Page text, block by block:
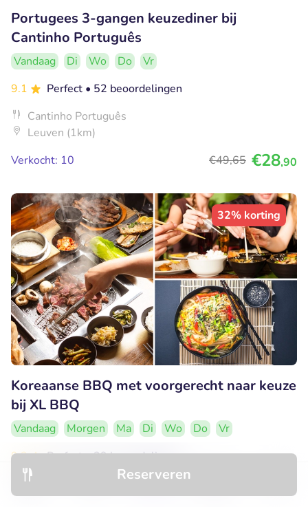
Reserveren
Portugees 3-gangen keuzediner bij
Cantinho Português
Vandaag Di Wo Do
Vr
9.1
Perfect • 52 beoordelingen
Cantinho Português
Leuven (1km)
Verkocht: 10
€49,65 €28,90
32% korting
Koreaanse BBQ met voorgerecht naar keuze
bij XL BBQ
Vandaag Morgen Ma Di Wo Do
Vr
9.2
Perfect• 29 beoordelingen
XL BBQ
Leuven (1km)